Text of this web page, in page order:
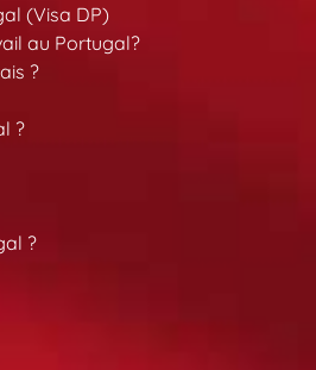
(Visa DP)
au Portugal?
?
?
?